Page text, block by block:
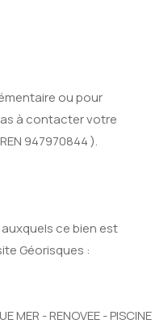
ou pour
à contacter votre
947970844 ).
ce bien est
Géorisques :
MER - RENOVEE - PISCINE